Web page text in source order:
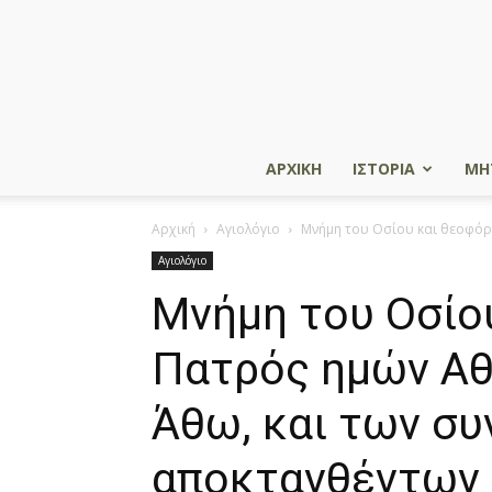
ΑΡΧΙΚΗ ΙΣΤΟΡΙΑ
Αρχική Αγιολόγιο Μνήμη του Oσίου και
Αγιολόγιο
Μνήμη του
Πατρός ημών
Άθω, και των